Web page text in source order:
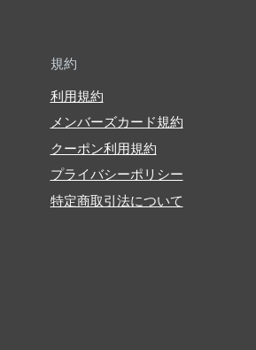
規約
利用規約
メンバーズカード規約
クーポン利用規約
プライバシーポリシー
特定商取引法について